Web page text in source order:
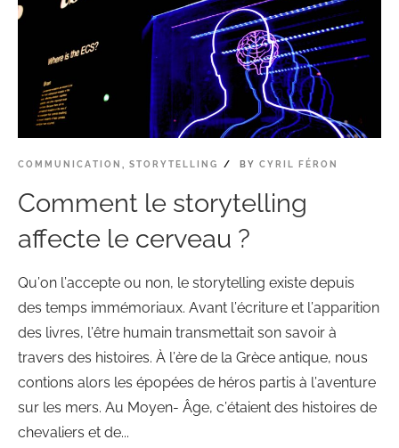
COMMUNICATION STORYTELLING BY CYRIL FÉRON
Comment le storytelling
affecte le cerveau ?
Qu’on l’accepte ou non, le storytelling existe depuis
des temps immémoriaux. Avant l’écriture et l’apparition
des livres, l’être humain transmettait son savoir à
travers des histoires. À l’ère de la Grèce antique, nous
contions alors les épopées de héros partis à l’aventure
sur les mers. Au Moyen- Âge, c’étaient des histoires de
chevaliers et de...